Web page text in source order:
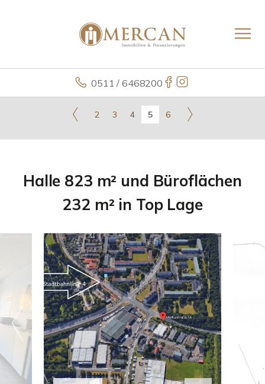
0511 / 6468200
2 3 4 5 6
Halle 823 m² und Büroflächen
232 m² in Top Lage